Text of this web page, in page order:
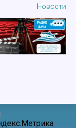
Новости